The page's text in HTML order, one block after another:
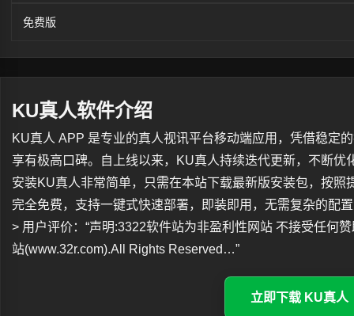
免费版
KU真人软件介绍
KU真人 APP 是专业的真人视讯平台移动端应用，凭借稳定
享有极高口碑。自上线以来，KU真人持续迭代更新，不断优
安装KU真人非常简单，只需在本站下载最新版安装包，按
完全免费，支持一键式快速部署，即装即用，无需复杂的配
> 用户评价：“声明:3322软件站为非盈利性网站 不接受任何
站(www.32r.com).All Rights Reserved…”
立即下载 KU真人